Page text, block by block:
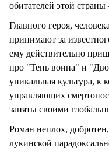
обитателей этой
Главного героя,
принимают за
ему действительно
про "Тень воина" и
уникальная культура,
управляющих
заняты своими
Роман неплох,
лукинской